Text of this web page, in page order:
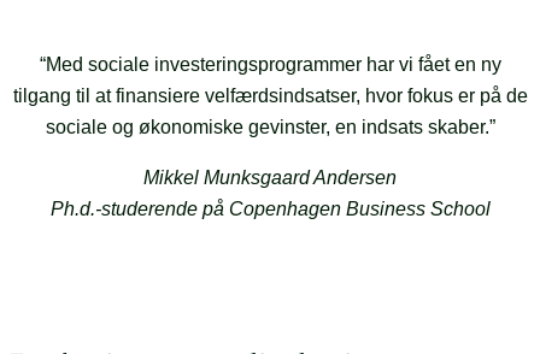
“Med sociale investeringsprogrammer har vi fået en ny
tilgang til at finansiere velfærdsindsatser, hvor fokus er på de
sociale og økonomiske gevinster, en indsats skaber.”
Mikkel Munksgaard Andersen
Ph.d.-studerende på Copenhagen Business School